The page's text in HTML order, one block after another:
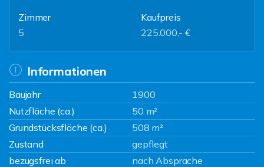
Zimmer
5
Kaufpreis
225.000,- €
Informationen
Baujahr
1900
Nutzfläche (ca.)
50 m²
Grundstücksfläche (ca.)
508 m²
Zustand
gepflegt
bezugsfrei ab
nach Absprache